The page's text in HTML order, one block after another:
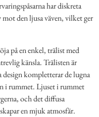
har diskreta
den ljusa väven, vilket ger
på en enkel, trälist med
känsla. Trälisten är
design kompletterar de lugna
i rummet. Ljuset i rummet
och det diffusa
en mjuk atmosfär.